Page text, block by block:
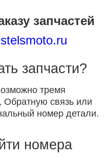
запчастей
запчасти?
тремя
Обратную связь или
номер детали.
номера